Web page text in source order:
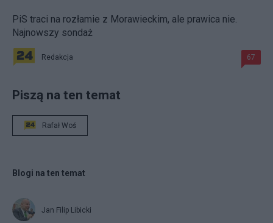
PiS traci na rozłamie z Morawieckim, ale prawica nie.
Najnowszy sondaż
Redakcja 67
Piszą na ten temat
Rafał Woś
Blogi na ten temat
Jan Filip Libicki